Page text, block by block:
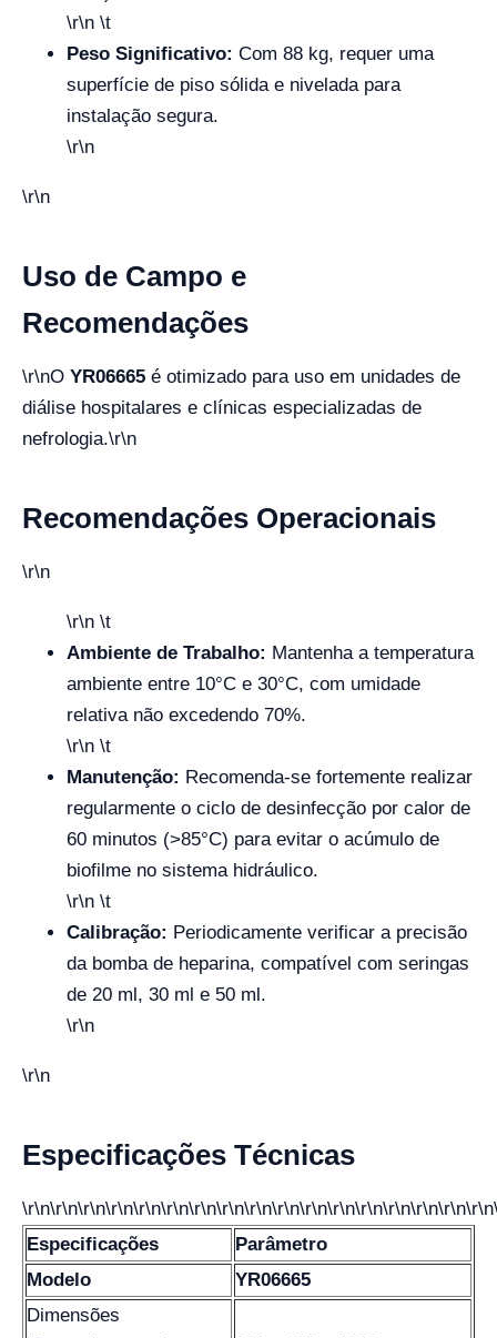
\r\n \t
Peso Significativo: Com 88 kg, requer uma
superfície de piso sólida e nivelada para
instalação segura.
\r\n
\r\n
Uso de Campo e
Recomendações
\r\nO YR06665 é otimizado para uso em unidades de
diálise hospitalares e clínicas especializadas de
nefrologia.\r\n
Recomendações Operacionais
\r\n
\r\n \t
Ambiente de Trabalho: Mantenha a temperatura
ambiente entre 10°C e 30°C, com umidade
relativa não excedendo 70%.
\r\n \t
Manutenção: Recomenda-se fortemente realizar
regularmente o ciclo de desinfecção por calor de
60 minutos (>85°C) para evitar o acúmulo de
biofilme no sistema hidráulico.
\r\n \t
Calibração: Periodicamente verificar a precisão
da bomba de heparina, compatível com seringas
de 20 ml, 30 ml e 50 ml.
\r\n
\r\n
Especificações Técnicas
Especificações
Parâmetro
Modelo
YR06665
Dimensões